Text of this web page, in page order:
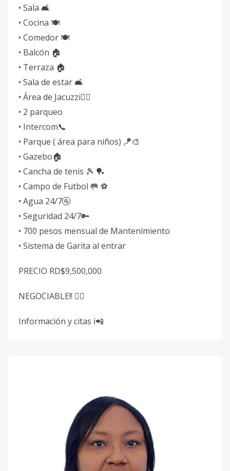
• ⁠Sala 🛋️
• ⁠Cocina 🍽️
• ⁠Comedor 🍽️
• ⁠Balcón 🏠
• ⁠Terraza 🏠
• ⁠Sala de estar 🛋️
• ⁠Área de Jacuzzi🏊🏻
• ⁠2 parqueo
• ⁠Intercom📞
• ⁠Parque ( área para niños) 🪁🎨
• ⁠Gazebo🏠
• ⁠Cancha de tenis 🎾 🏓
• ⁠Campo de Futbol 🥅 ⚽️
• ⁠Agua 24/7🚰
• ⁠Seguridad 24/7🔑
• ⁠700 pesos mensual de Mantenimiento
• ⁠Sistema de Garita al entrar
PRECIO RD$9,500,000
NEGOCIABLE!! 👌🏽
Información y citas ℹ️📲